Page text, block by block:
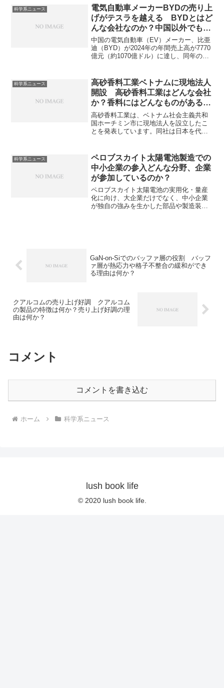
余さず吸収する次世代型電池です。なぜ
効率に優れるのか製造が難しい理由とカ
ネカの対方法を知ることができます。
科学系ニュース
電気自動車メーカーBYDの売り上
げがテスラを越える BYDとはど
んな会社なのか？中国以外でも成
功しているのか？
中国の電気自動車（EV）メーカー、比亜
迪（BYD）が2024年の年間売上高が7770
億元（約1070億ドル）に達し、同年のテ
場でリーダー企業であったテスラも市場
の激化によってBYDの追いあげにあって
います。BYDとはどんな会社なのか、テ
スラとの違いがどこにあるのかを知るこ
とができる記事になっています。
科学系ニュース
高砂香料工業ベトナムに現地法人
開設 高砂香料工業はどんな会社
か？香料にはどんなものがあるの
か？
高砂香料工業は、ベトナム社会主義共和
国ホーチミン市に現地法人を設立したこ
とを発表しています。同社は日本を代表
クトロニクスといった多様な分野向けの
香料を扱っています。香料にはどんなも
のがあるのか、分子の構造と香りがどう
関係しているのかを知ることができま
す。
科学系ニュース
ペロブスカイト太陽電池製造での
中小企業の参入どんな分野、企業
が参加しているのか？
ペロブスカイト太陽電池の実用化・量産
化に向け、大企業だけでなく、中小企業
が独自の強みを生かした部品や製造装置
とは何か、どんな企業が関わっているの
かを知ることができます。
GaN-on-Siでのバッファ層の役割 バッフ
ァ層が熱応力や格子不整合の緩和ができ
る理由は何か？
クアルコムの売り上げ好調 クアルコム
の製品の特徴は何か？売り上げ好調の理
由は何か？
コメント
コメントを書き込む
ホーム 科学系ニュース
lush book life
© 2020 lush book life.